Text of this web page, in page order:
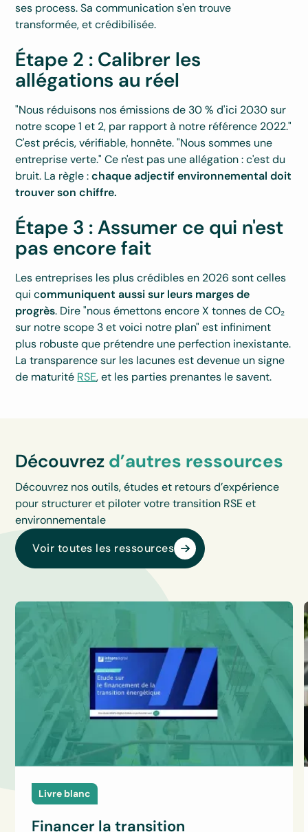
ses process. Sa communication s'en trouve
transformée, et crédibilisée.
Étape 2 : Calibrer les
allégations au réel
"Nous réduisons nos émissions de 30 % d'ici 2030 sur
notre scope 1 et 2, par rapport à notre référence 2022."
C'est précis, vérifiable, honnête. "Nous sommes une
entreprise verte." Ce n'est pas une allégation : c'est du
bruit. La règle :chaque adjectif environnemental doit
trouver son chiffre.
Étape 3 : Assumer ce qui n'est
pas encore fait
Les entreprises les plus crédibles en 2026 sont celles
qui communiquent aussi sur leurs marges de
progrès. Dire "nous émettons encore X tonnes de CO₂
sur notre scope 3 et voici notre plan" est infiniment
plus robuste que prétendre une perfection inexistante.
La transparence sur les lacunes est devenue un signe
de maturité RSE, et les parties prenantes le savent.
Découvrez d’autres ressources
Découvrez nos outils, études et retours d’expérience
pour structurer et piloter votre transition RSE et
environnementale
Voir toutes les ressources
Livre blanc
Financer la transition